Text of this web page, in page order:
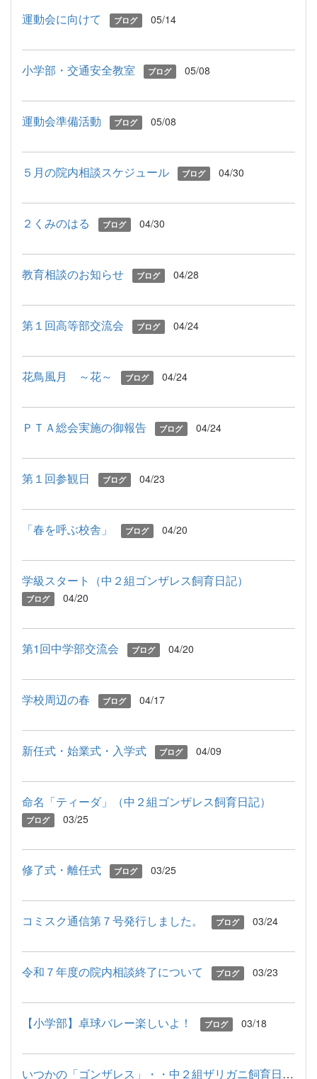
運動会に向けて ブログ 05/14
小学部・交通安全教室 ブログ 05/08
運動会準備活動 ブログ 05/08
５月の院内相談スケジュール ブログ 04/30
２くみのはる ブログ 04/30
教育相談のお知らせ ブログ 04/28
第１回高等部交流会 ブログ 04/24
花鳥風月 ～花～ ブログ 04/24
ＰＴＡ総会実施の御報告 ブログ 04/24
第１回参観日 ブログ 04/23
「春を呼ぶ校舎」 ブログ 04/20
学級スタート（中２組ゴンザレス飼育日記）
ブログ 04/20
第1回中学部交流会 ブログ 04/20
学校周辺の春 ブログ 04/17
新任式・始業式・入学式 ブログ 04/09
命名「ティーダ」（中２組ゴンザレス飼育日記）
ブログ 03/25
修了式・離任式 ブログ 03/25
コミスク通信第７号発行しました。 ブログ 03/24
令和７年度の院内相談終了について ブログ 03/23
【小学部】卓球バレー楽しいよ！ ブログ 03/18
いつかの「ゴンザレス」・・中２組ザリガニ飼育日記 後日談